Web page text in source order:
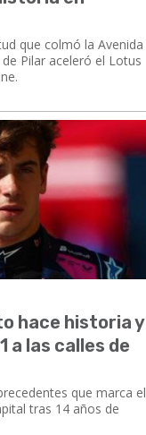
que colmó la Avenida
Pilar aceleró el Lotus
hace historia y
a las calles de
que marca el
tras 14 años de